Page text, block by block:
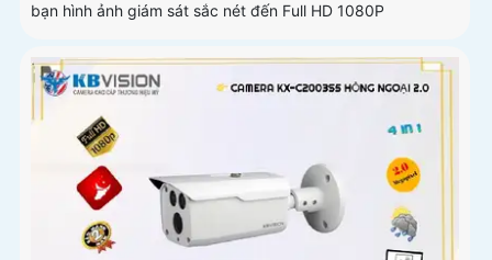
bạn hình ảnh giám sát sắc nét đến Full HD 1080P